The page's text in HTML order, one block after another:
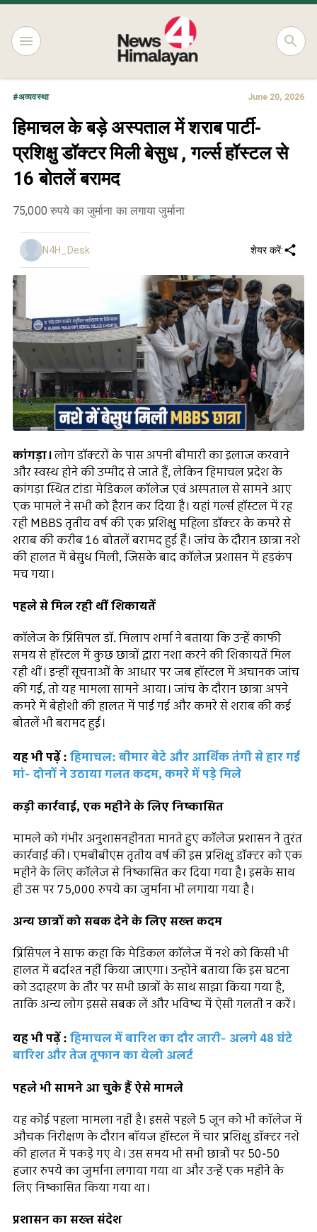
#अव्यवस्था June 20, 2026
हिमाचल के बड़े अस्पताल में शराब पार्टी-
प्रशिक्षु डॉक्टर मिली बेसुध , गर्ल्स हॉस्टल से
16 बोतलें बरामद
75,000 रुपये का जुर्माना का लगाया जुर्माना
N4H_Desk शेयर करें:
कांगड़ा।लोग डॉक्टरों के पास अपनी बीमारी का इलाज करवाने
और स्वस्थ होने की उम्मीद से जाते हैं, लेकिन हिमाचल प्रदेश के
कांगड़ा स्थित टांडा मेडिकल कॉलेज एवं अस्पताल से सामने आए
एक मामले ने सभी को हैरान कर दिया है। यहां गर्ल्स हॉस्टल में रह
रही MBBS तृतीय वर्ष की एक प्रशिक्षु महिला डॉक्टर के कमरे से
शराब की करीब 16 बोतलें बरामद हुई हैं। जांच के दौरान छात्रा नशे
की हालत में बेसुध मिली, जिसके बाद कॉलेज प्रशासन में हड़कंप
मच गया।
पहले से मिल रही थीं शिकायतें
कॉलेज के प्रिंसिपल डॉ. मिलाप शर्मा ने बताया कि उन्हें काफी
समय से हॉस्टल में कुछ छात्रों द्वारा नशा करने की शिकायतें मिल
रही थीं। इन्हीं सूचनाओं के आधार पर जब हॉस्टल में अचानक जांच
की गई, तो यह मामला सामने आया। जांच के दौरान छात्रा अपने
कमरे में बेहोशी की हालत में पाई गई और कमरे से शराब की कई
बोतलें भी बरामद हुईं।
यह भी पढ़ें : हिमाचल: बीमार बेटे और आर्थिक तंगी से हार गई
मां- दोनों ने उठाया गलत कदम, कमरे में पड़े मिले
कड़ी कार्रवाई, एक महीने के लिए निष्कासित
मामले को गंभीर अनुशासनहीनता मानते हुए कॉलेज प्रशासन ने तुरंत
कार्रवाई की। एमबीबीएस तृतीय वर्ष की इस प्रशिक्षु डॉक्टर को एक
महीने के लिए कॉलेज से निष्कासित कर दिया गया है। इसके साथ
ही उस पर 75,000 रुपये का जुर्माना भी लगाया गया है।
अन्य छात्रों को सबक देने के लिए सख्त कदम
प्रिंसिपल ने साफ कहा कि मेडिकल कॉलेज में नशे को किसी भी
हालत में बर्दाश्त नहीं किया जाएगा। उन्होंने बताया कि इस घटना
को उदाहरण के तौर पर सभी छात्रों के साथ साझा किया गया है,
ताकि अन्य लोग इससे सबक लें और भविष्य में ऐसी गलती न करें।
यह भी पढ़ें : हिमाचल में बारिश का दौर जारी- अलगे 48 घंटे
बारिश और तेज तूफान का येलो अलर्ट
पहले भी सामने आ चुके हैं ऐसे मामले
यह कोई पहला मामला नहीं है। इससे पहले 5 जून को भी कॉलेज में
औचक निरीक्षण के दौरान बॉयज हॉस्टल में चार प्रशिक्षु डॉक्टर नशे
की हालत में पकड़े गए थे। उस समय भी सभी छात्रों पर 50-50
हजार रुपये का जुर्माना लगाया गया था और उन्हें एक महीने के
लिए निष्कासित किया गया था।
प्रशासन का सख्त संदेश